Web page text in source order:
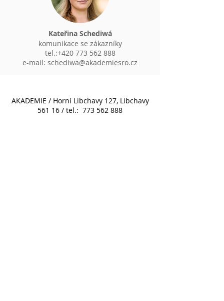
Kateřina Schediwá
komunikace se zákazníky
tel.:+420 773 562 888
e-mail: schediwa@akademiesro.cz
AKADEMIE / Horní Libchavy 127, Libchavy
561 16 / tel.: 773 562 888